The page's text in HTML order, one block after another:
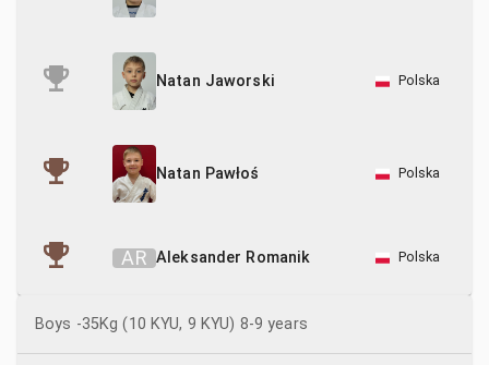
Natan Jaworski Polska
Natan Pawłoś Polska
AR Aleksander Romanik Polska
Boys -35Kg (10 KYU, 9 KYU) 8-9 years